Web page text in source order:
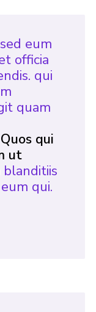
eum
officia
qui
quam
Quos qui
ut
blanditiis
qui.